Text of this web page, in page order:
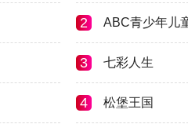
2 ABC青少年儿
3 七彩人生
4 松堡王国